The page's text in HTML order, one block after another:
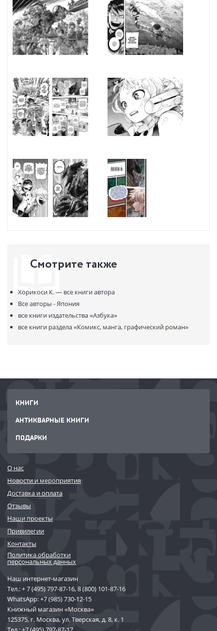
Смотрите также
Хорикоси К. — все книги автора
Все авторы - Япония
все книги издательства«Азбука»
все книги раздела«Комикс, манга, графический роман»
КНИГИ
АНТИКВАРНЫЕ КНИГИ
ПОДАРКИ
О нас
Новости и мероприятия
Доставка и оплата
Отзывы
Наши проекты
Привилегии
Контакты
Политика обработки
персональных данных
Наш интернет-магазин
Тел.:+ 7 (495) 797-87-16,8 (800) 101-87-16
WhatsApp:+7 (985) 730-12-15
Книжный магазин «Москва»
125375, г. Москва, ул. Тверская, д. 8, к. 1